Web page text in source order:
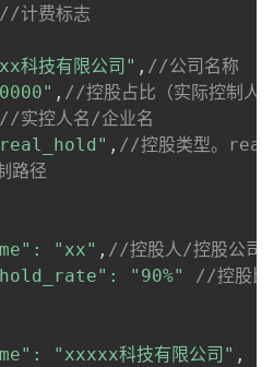
//计费标志
科技有限公司" , //公司名称
, //控股占比（实际控制人
//实控人名/企业名
, //控股类型。
路径
: "xx" , //控股人/控股公司
: "90%"
//控股比
: "xxxxx科技有限公司" ,